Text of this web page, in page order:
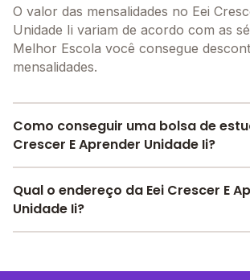
O valor das mensalidades no Eei
Unidade Ii variam de acordo com as
Melhor Escola você consegue
mensalidades.
Como conseguir uma bolsa de
Crescer E Aprender Unidade Ii?
Pesquise bolsas disponíveis no Melhor
encontre o melhor desconto para você.
Qual o endereço da Eei Crescer E
Unidade Ii?
Caxias do Sul - RS.